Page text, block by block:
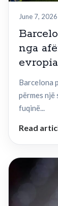
June 7, 2026
nga
Barcelona
përmes
fuqinë...
Read